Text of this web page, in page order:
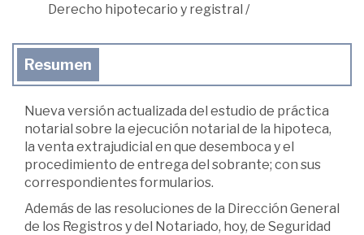
Derecho hipotecario y registral /
Resumen
Nueva versión actualizada del estudio de práctica
notarial sobre la ejecución notarial de la hipoteca,
la venta extrajudicial en que desemboca y el
procedimiento de entrega del sobrante; con sus
correspondientes formularios.
Además de las resoluciones de la Dirección General
de los Registros y del Notariado, hoy, de Seguridad